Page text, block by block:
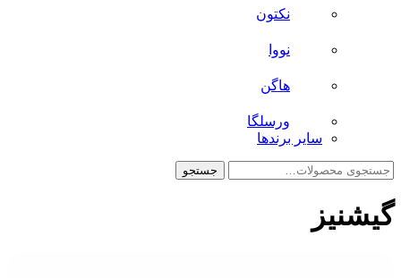
نکتون
نووا
هاگن
ورسلگا
سایر برند‌ها
جستجو
جستجو
گیشنیز